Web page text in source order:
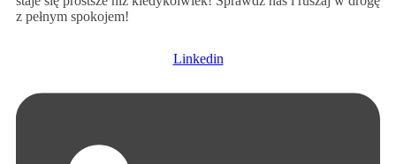
z pełnym spokojem!
Linkedin